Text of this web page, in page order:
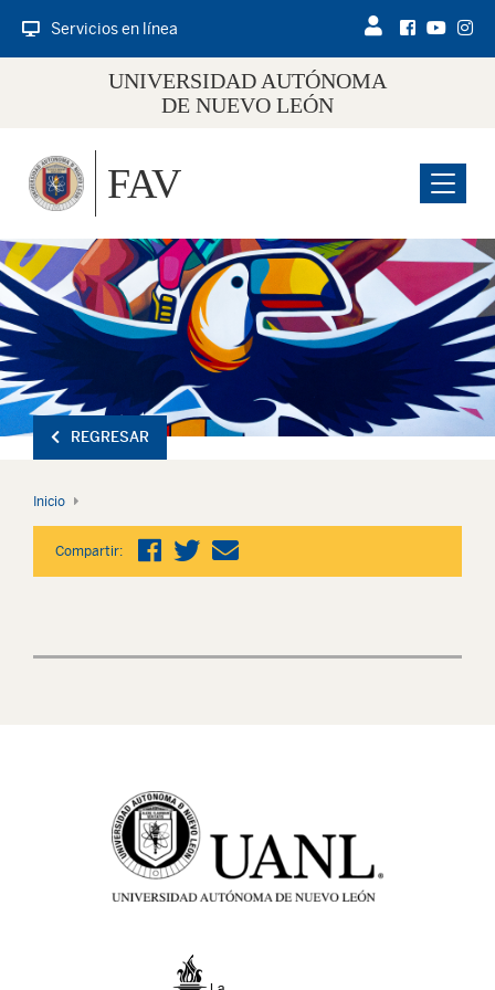
Servicios en línea
UNIVERSIDAD AUTÓNOMA
DE NUEVO LEÓN
Menu
FAV
REGRESAR
Inicio
Compartir: